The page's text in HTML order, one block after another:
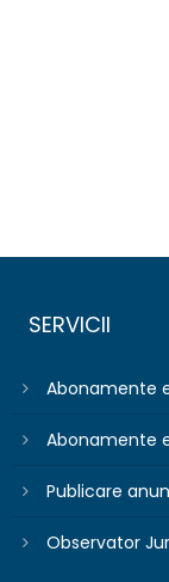
SERVICII
Abonamente
Abonamente
Publicare
Observator